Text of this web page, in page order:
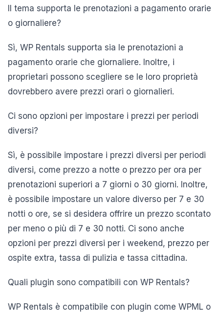
Il tema supporta le prenotazioni a pagamento orarie
o giornaliere?
Sì, WP Rentals supporta sia le prenotazioni a
pagamento orarie che giornaliere. Inoltre, i
proprietari possono scegliere se le loro proprietà
dovrebbero avere prezzi orari o giornalieri.
Ci sono opzioni per impostare i prezzi per periodi
diversi?
Sì, è possibile impostare i prezzi diversi per periodi
diversi, come prezzo a notte o prezzo per ora per
prenotazioni superiori a 7 giorni o 30 giorni. Inoltre,
è possibile impostare un valore diverso per 7 e 30
notti o ore, se si desidera offrire un prezzo scontato
per meno o più di 7 e 30 notti. Ci sono anche
opzioni per prezzi diversi per i weekend, prezzo per
ospite extra, tassa di pulizia e tassa cittadina.
Quali plugin sono compatibili con WP Rentals?
WP Rentals è compatibile con plugin come WPML o